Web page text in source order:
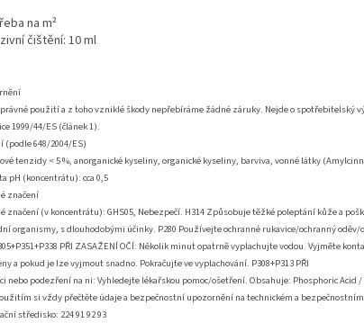
na m²
čištění: 10 ml
použití a z toho vzniklé škody nepřebíráme žádné záruky. Nejde o spotřebitelský
1999/44/ES (článek 1).
(podle 648/2004/ES)
tenzidy < 5 %, anorganické kyseliny, organické kyseliny, barviva, vonné látky
pH (koncentrátu): cca 0,5
značení
značení (v koncentrátu): GHS05, Nebezpečí. H314 Způsobuje těžké poleptání kůže a
organismy, s dlouhodobými účinky. P280 Používejte ochranné rukavice/ochranný
PŘI ZASAŽENÍ OČÍ: Několik minut opatrně vyplachujte vodou. Vyjměte
a pokud je lze vyjmout snadno. Pokračujte ve vyplachování. P308+P313 PŘI
nebo podezření na ni: Vyhledejte lékařskou pomoc/ošetření. Obsahuje: Phosphoric Acid /
si vždy přečtěte údaje a bezpečnostní upozornění na technickém a
středisko: 224 91 92 93